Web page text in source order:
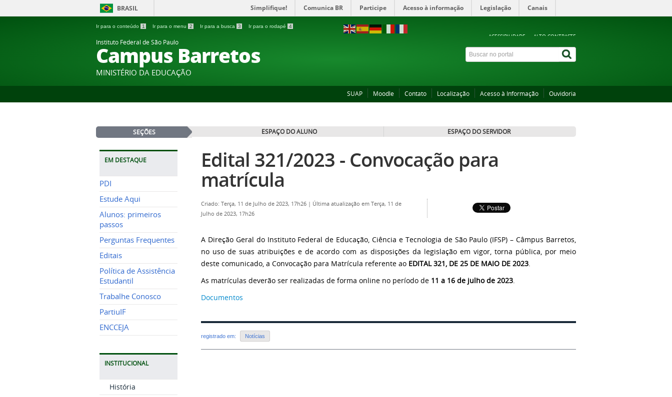
BRASIL Simplifique! Comunica BR Participe Acesso à informação Legislação Canais
Ir para o conteúdo 1 Ir para o menu 2 Ir para a busca 3 Ir para o rodapé 4
ACESSIBILIDADE ALTO CONTRASTE
Instituto Federal de São Paulo
Campus Barretos
MINISTÉRIO DA EDUCAÇÃO
SUAP Moodle Contato Localização Acesso à Informação Ouvidoria
SEÇÕES ESPAÇO DO ALUNO ESPAÇO DO SERVIDOR
EM DESTAQUE
PDI
Estude Aqui
Alunos: primeiros
passos
Perguntas Frequentes
Editais
Política de Assistência
Estudantil
Trabalhe Conosco
PartiuIF
ENCCEJA
INSTITUCIONAL
História
Edital 321/2023 - Convocação para
matrícula
Criado: Terça, 11 de Julho de 2023, 17h26 | Última atualização em Terça, 11 de
Julho de 2023, 17h26
A Direção Geral do Instituto Federal de Educação, Ciência e Tecnologia de São Paulo (IFSP) – Câmpus Barretos,
no uso de suas atribuições e de acordo com as disposições da legislação em vigor, torna pública, por meio
deste comunicado, a Convocação para Matrícula referente ao EDITAL 321, DE 25 DE MAIO DE 2023.
As matrículas deverão ser realizadas de forma online no período de 11 a 16 de julho de 2023.
Documentos
registrado em: Notícias